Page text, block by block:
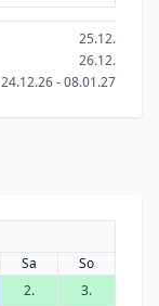
25.12.
26.12.
24.12.26 - 08.01.27
Sa
So
2.
3.